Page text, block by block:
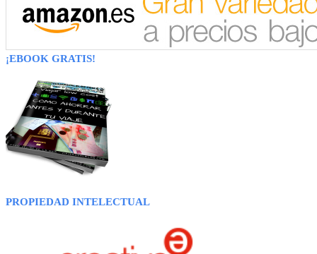
¡EBOOK GRATIS!
PROPIEDAD INTELECTUAL